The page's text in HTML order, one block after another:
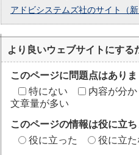
アドビシステムズ社のサイト（新
より良いウェブサイトにする
このページに問題点はありま
特にない
内容が分
文章量が多い
このページの情報は役に立ち
役に立った
役に立た